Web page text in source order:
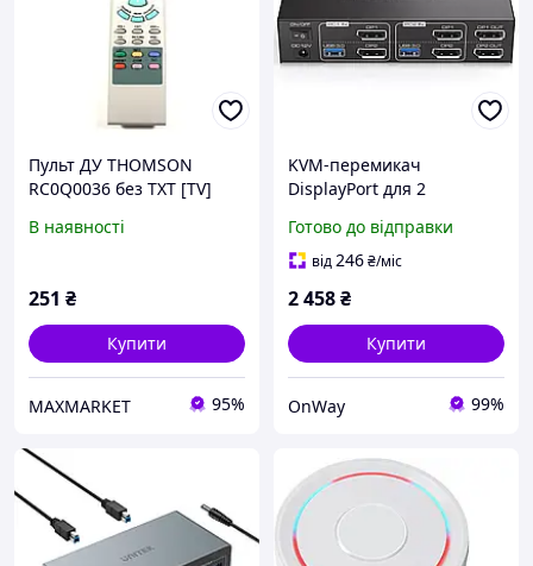
Пульт ДУ THOMSON
RC0Q0036 без TXT [TV]
В наявності
251 ₴
Купити
MAXMARKET 95%
KVM-перемикач
DisplayPort для 2
комп'ютерів 4K 144 Гц
USB 3.0 з пультом
Готово до відправки
від246₴/міс
2 458₴
Купити
OnWay 99%